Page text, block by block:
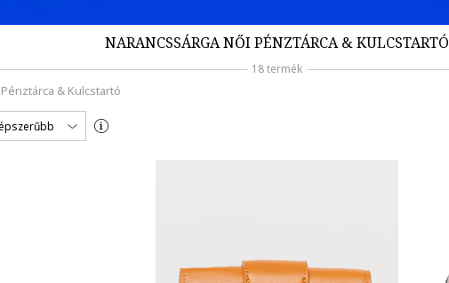
NARANCSSÁRGA NŐI PÉNZTÁRCA & KULCSTARTÓ
18 termék
Pénztárca & Kulcstartó